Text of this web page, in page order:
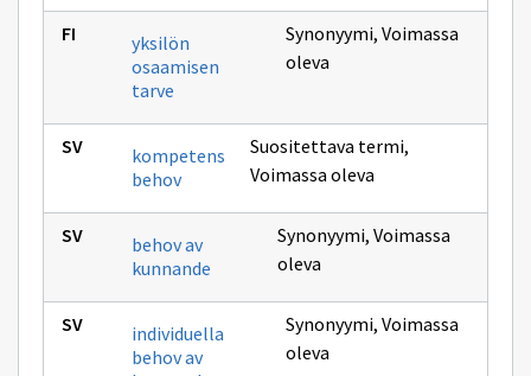
yksilön
osaamisen
tarve
Synonyymi, Voimassa
oleva
kompetens
behov
Suositettava termi,
Voimassa oleva
behov av
kunnande
Synonyymi,Voimassa
oleva
individuella
behov av
Synonyymi, Voimassa
oleva